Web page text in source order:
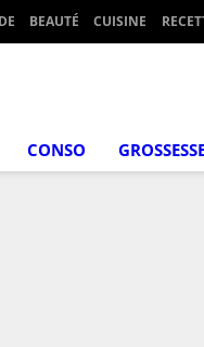
BEAUTÉ CUISINE
CONSO